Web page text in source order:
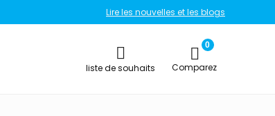
Lire les nouvelles et les blogs
liste de souhaits
0
Comparez